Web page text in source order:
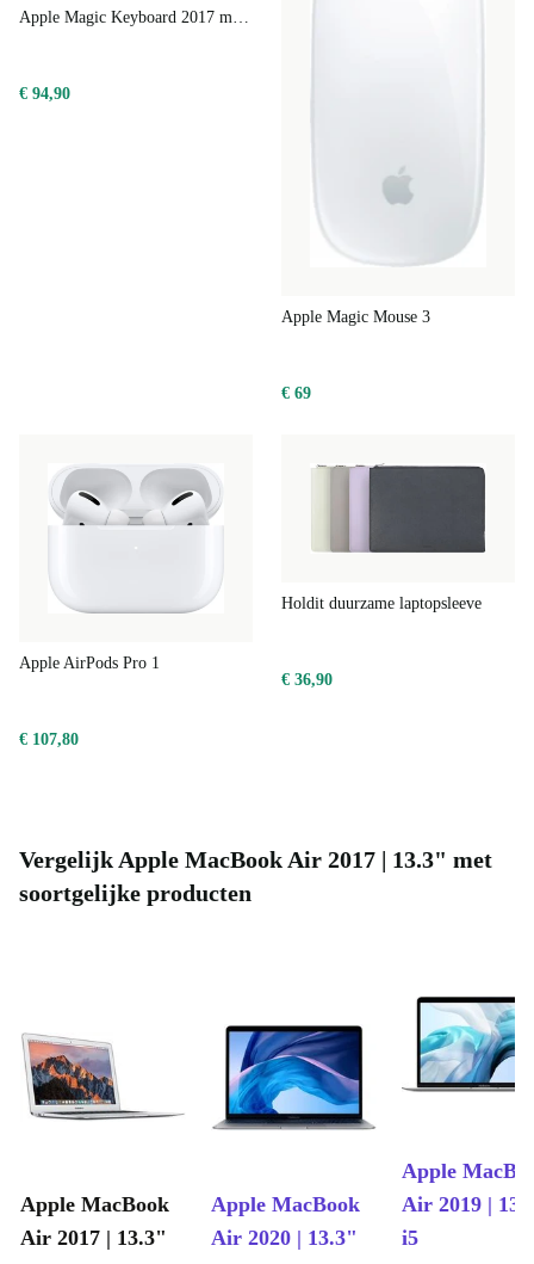
Apple Magic Keyboard 2017 met numeriek toetsenblok
€ 94,90
Apple Magic Mouse 3
€ 69
Apple AirPods Pro 1
€ 107,80
Holdit duurzame laptopsleeve
€ 36,90
Vergelijk Apple MacBook Air 2017 | 13.3" met
soortgelijke producten
Apple MacBook
Air 2017 | 13.3"
Apple MacBook
Air 2020 | 13.3"
Apple
Air 2019 |
i5